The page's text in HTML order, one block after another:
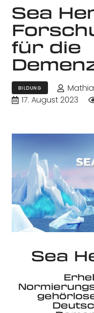
Sea
für die
BILDUNG
17. August 2023
Sea